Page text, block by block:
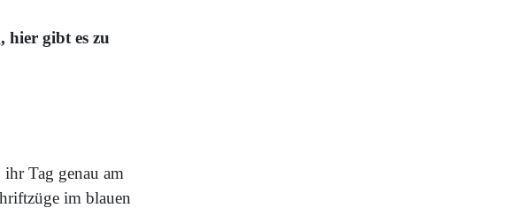
hier gibt es zu
Tag genau am
im blauen